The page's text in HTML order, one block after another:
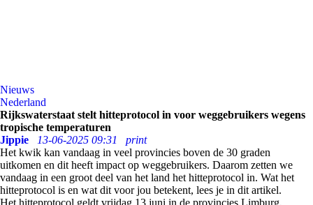
Nieuws
Nederland
Rijkswaterstaat stelt hitteprotocol in voor weggebruikers wegens
tropische temperaturen
Jippie
13-06-2025 09:31
print
Het kwik kan vandaag in veel provincies boven de 30 graden
uitkomen en dit heeft impact op weggebruikers. Daarom zetten we
vandaag in een groot deel van het land het hitteprotocol in. Wat het
hitteprotocol is en wat dit voor jou betekent, lees je in dit artikel.
Het hitteprotocol geldt vrijdag 13 juni in de provincies Limburg,